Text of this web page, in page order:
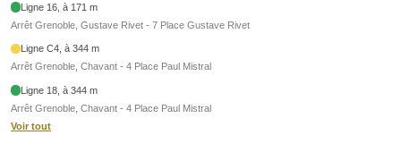
Ligne 16, à 171 m
Arrêt Grenoble, Gustave Rivet - 7 Place Gustave Rivet
Ligne C4, à 344 m
Arrêt Grenoble, Chavant - 4 Place Paul Mistral
Ligne 18, à 344 m
Arrêt Grenoble, Chavant - 4 Place Paul Mistral
Voir tout